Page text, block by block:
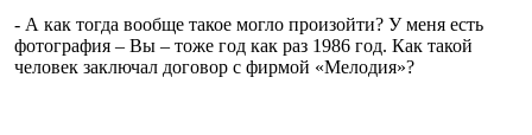
- А как тогда вообще такое могло произойти? У меня есть
фотография – Вы – тоже год как раз 1986 год. Как такой
человек заключал договор с фирмой «Мелодия»?